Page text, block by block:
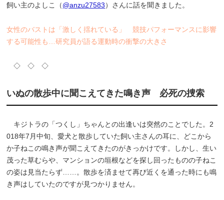
飼い主のよしこ（@anzu27583）さんに話を聞きました。
女性のバストは「激しく揺れている」 競技パフォーマンスに影響
する可能性も…研究員が語る運動時の衝撃の大きさ
◇ ◇ ◇
いぬの散歩中に聞こえてきた鳴き声 必死の捜索
キジトラの「つくし」ちゃんとの出逢いは突然のことでした。2
018年7月中旬、愛犬と散歩していた飼い主さんの耳に、どこから
か子ねこの鳴き声が聞こえてきたのがきっかけです。しかし、生い
茂った草むらや、マンションの垣根などを探し回ったものの子ねこ
の姿は見当たらず……。散歩を済ませて再び近くを通った時にも鳴
き声はしていたのですが見つかりません。